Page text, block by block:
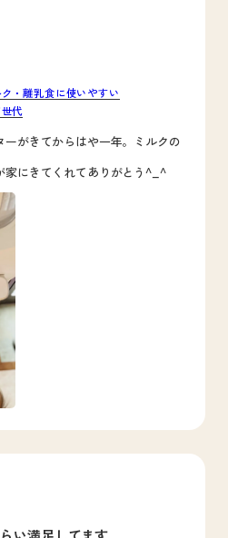
ク・離乳食に使いやすい
代
がきてからはや一年。ミルクの
家にきてくれてありがとう^_^